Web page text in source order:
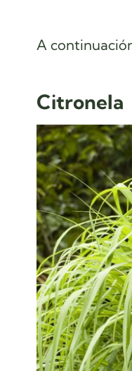
A
Citronela